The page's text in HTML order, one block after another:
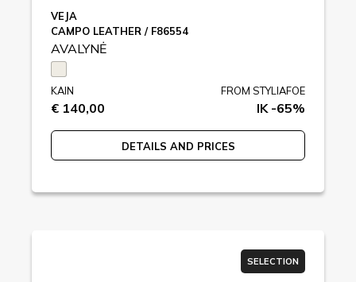
VEJA
CAMPO LEATHER / F86554
AVALYNĖ
KAIN
€ 140,00
FROM STYLIAFOE
IK -65%
DETAILS AND PRICES
SELECTION